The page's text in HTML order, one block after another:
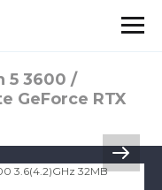
5 3600 /
GeForce RTX